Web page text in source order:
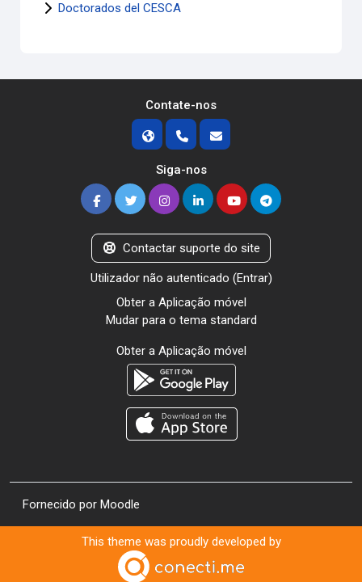
Doctorados del CESCA
Contate-nos
Siga-nos
Contactar suporte do site
Utilizador não autenticado (Entrar)
Obter a Aplicação móvel
Mudar para o tema standard
Obter a Aplicação móvel
Fornecido por Moodle
This theme was proudly developed by